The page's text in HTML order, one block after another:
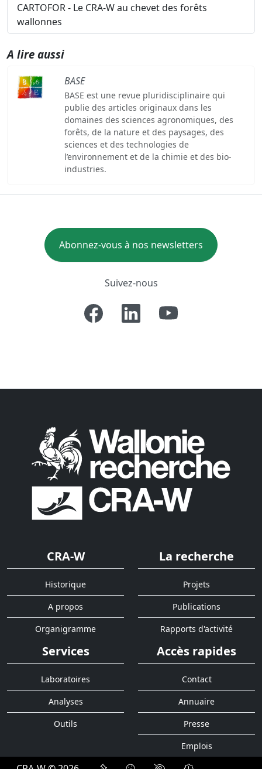
CARTOFOR - Le CRA-W au chevet des forêts
wallonnes
A lire aussi
BASE
BASE est une revue pluridisciplinaire qui
publie des articles originaux dans les
domaines des sciences agronomiques, des
forêts, de la nature et des paysages, des
sciences et des technologies de
l’environnement et de la chimie et des bio-
industries.
Abonnez-vous à nos newsletters
Suivez-nous
CRA-W
Historique
A propos
Organigramme
La recherche
Projets
Publications
Rapports d'activité
Services
Laboratoires
Analyses
Outils
Accès rapides
Contact
Annuaire
Presse
Emplois